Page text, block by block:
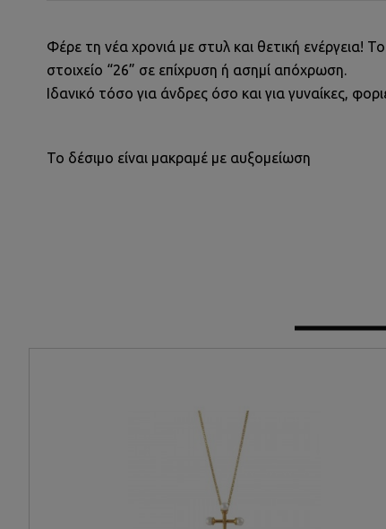
Φέρε τη νέα χρονιά με στυλ και θετική ενέργεια!
στοιχείο “26” σε επίχρυση ή ασημί απόχρωση.
Ιδανικό τόσο για άνδρες όσο και για γυναίκες,
Το δέσιμο είναι μακραμέ με αυξομείωση